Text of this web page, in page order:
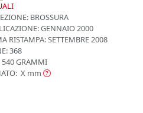
BROSSURA
GENNAIO 2000
RISTAMPA:SETTEMBRE 2008
368
540 GRAMMI
X mm